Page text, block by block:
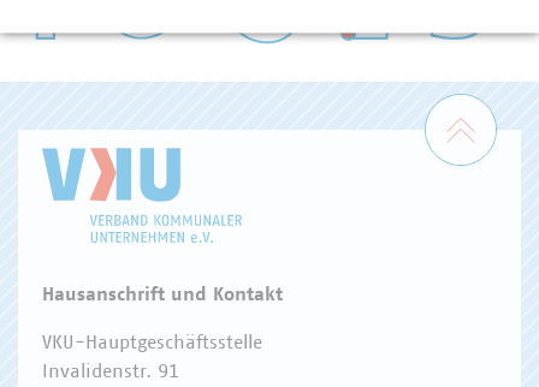
WASSER/ABWASSER
Zum
Hausanschrift und Kontakt
VKU-Hauptgeschäftsstelle
Invalidenstr. 91